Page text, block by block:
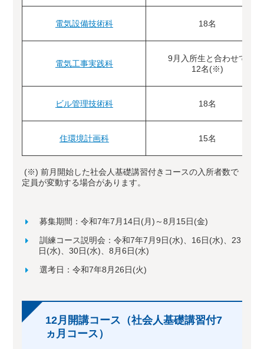
電気設備技術科 18名
電気工事実践科
9月入所生と合わせて
12名(※)
ビル管理技術科 18名
住環境計画科 15名
(※) 前月開始した社会人基礎講習付きコースの入所者数で
定員が変動する場合があります。
募集期間：令和7年7月14日(月)～8月15日(金)
訓練コース説明会：令和7年7月9日(水)、16日(水)、23
日(水)、30日(水)、8月6日(水)
選考日：令和7年8月26日(火)
12月開講コース（社会人基礎講習付7
ヵ月コース）